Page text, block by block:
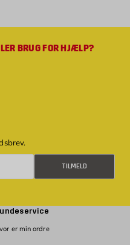
BRUG FOR HJÆLP?
TILMELD
er min ordre